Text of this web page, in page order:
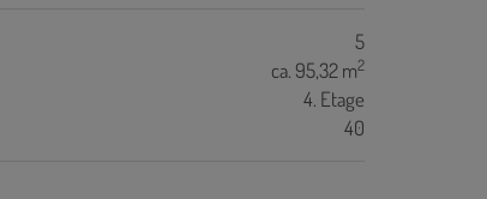
5
ca. 95,32 m2
4. Etage
40